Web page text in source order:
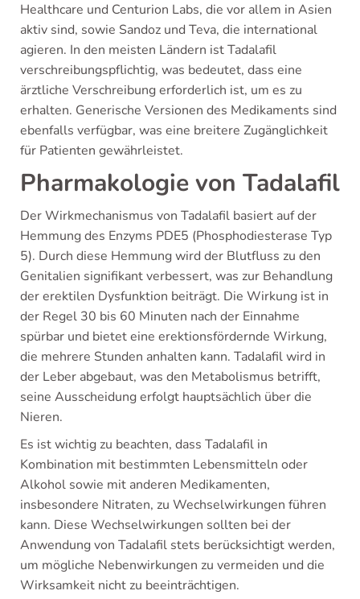
Healthcare und Centurion Labs, die vor allem in Asien
aktiv sind, sowie Sandoz und Teva, die international
agieren. In den meisten Ländern ist Tadalafil
verschreibungspflichtig, was bedeutet, dass eine
ärztliche Verschreibung erforderlich ist, um es zu
erhalten. Generische Versionen des Medikaments sind
ebenfalls verfügbar, was eine breitere Zugänglichkeit
für Patienten gewährleistet.
Pharmakologie von Tadalafil
Der Wirkmechanismus von Tadalafil basiert auf der
Hemmung des Enzyms PDE5 (Phosphodiesterase Typ
5). Durch diese Hemmung wird der Blutfluss zu den
Genitalien signifikant verbessert, was zur Behandlung
der erektilen Dysfunktion beiträgt. Die Wirkung ist in
der Regel 30 bis 60 Minuten nach der Einnahme
spürbar und bietet eine erektionsfördernde Wirkung,
die mehrere Stunden anhalten kann. Tadalafil wird in
der Leber abgebaut, was den Metabolismus betrifft,
seine Ausscheidung erfolgt hauptsächlich über die
Nieren.
Es ist wichtig zu beachten, dass Tadalafil in
Kombination mit bestimmten Lebensmitteln oder
Alkohol sowie mit anderen Medikamenten,
insbesondere Nitraten, zu Wechselwirkungen führen
kann. Diese Wechselwirkungen sollten bei der
Anwendung von Tadalafil stets berücksichtigt werden,
um mögliche Nebenwirkungen zu vermeiden und die
Wirksamkeit nicht zu beeinträchtigen.